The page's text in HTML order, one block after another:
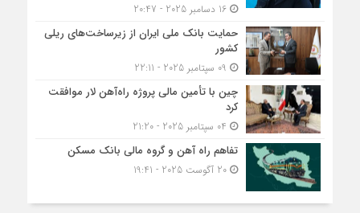
16 دسامبر 2025 - 20:47
حمایت بانک ملی ایران از زیرساخت‌های ریلی
کشور
چین با تأمین مالی پروژه راه‌آهن لار موافقت
کرد
تفاهم راه آهن و گروه مالی بانک مسکن
20 آگوست 2025 - 19:41